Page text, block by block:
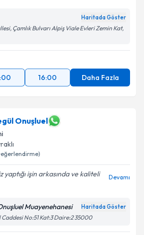
Haritada Göster
Çamlık Bulvarı Alpiş Viale Evleri Zemin Kat,
16:00 Daha Fazla
Onuşluel
işin arkasında ve kaliteli
Devamı
Muayenehanesi Haritada Göster
No:51 Kat:3 Daire:2 35000